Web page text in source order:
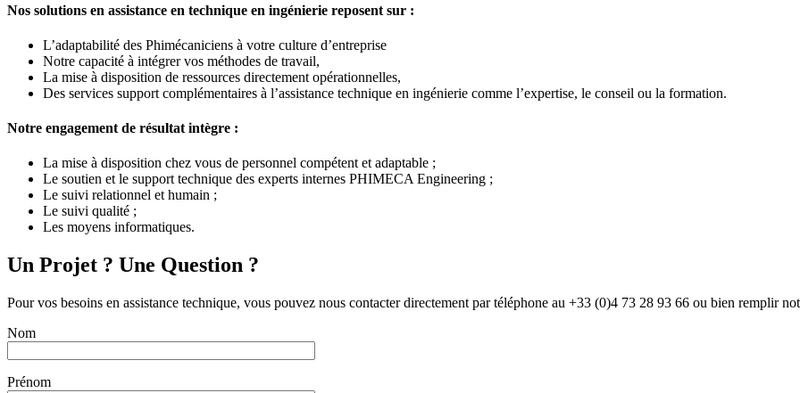
Nos solutions en assistance en technique en ingénierie reposent sur :
L’adaptabilité des Phimécaniciens à votre culture d’entreprise
Notre capacité à intégrer vos méthodes de travail,
La mise à disposition de ressources directement opérationnelles,
Des services support complémentaires à l’assistance technique en ingénierie comme l’expertise, le conseil ou la formation.
Notre engagement de résultat intègre :
La mise à disposition chez vous de personnel compétent et adaptable ;
Le soutien et le support technique des experts internes PHIMECA Engineering ;
Le suivi relationnel et humain ;
Le suivi qualité ;
Les moyens informatiques.
Un Projet ? Une Question ?
Pour vos besoins en assistance technique, vous pouvez nous contacter directement par téléphone au +33 (0)4 73 28 93 66 ou bien remplir
Nom
Prénom